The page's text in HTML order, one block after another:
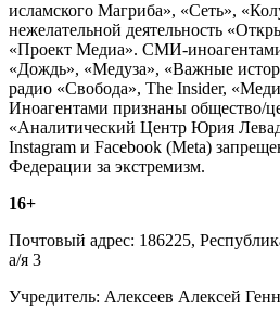
исламского Магриба», «Сеть»,
нежелательной деятельность
«Проект Медиа». СМИ-
«Дождь», «Медуза», «Важные
радио «Свобода», The Insider,
Иноагентами признаны общество/
«Аналитический Центр Юрия
Instagram и Facebook (Metа)
Федерации за экстремизм.
16+
Почтовый адрес: 186225,
а/я 3
Учредитель: Алексеев Алексей